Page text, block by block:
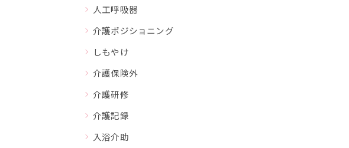
人工呼吸器
介護ポジショニング
しもやけ
介護保険外
介護研修
介護記録
入浴介助